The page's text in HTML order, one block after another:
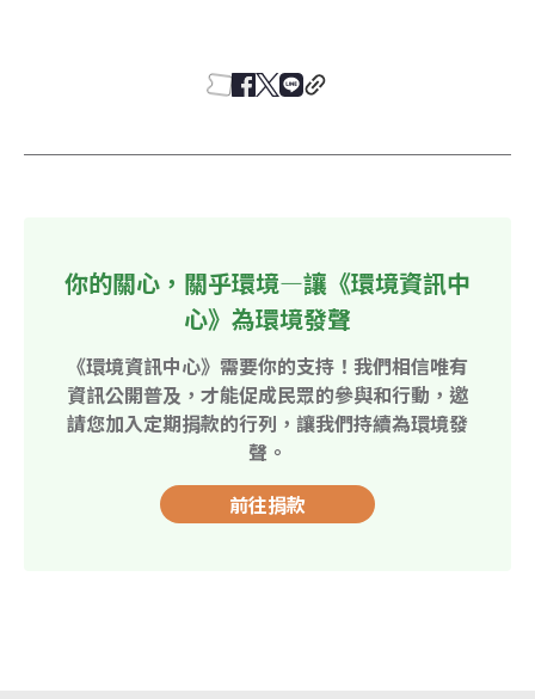
你的關心，關乎環境—讓《環境資訊中
心》為環境發聲
《環境資訊中心》需要你的支持！我們相信唯有
資訊公開普及，才能促成民眾的參與和行動，邀
請您加入定期捐款的行列，讓我們持續為環境發
聲。
前往捐款